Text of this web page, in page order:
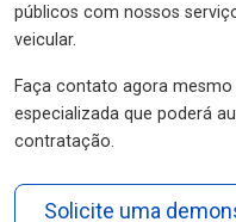
públicos com nossos
veicular.
Faça contato agora
especializada que poderá
contratação.
Solicite uma